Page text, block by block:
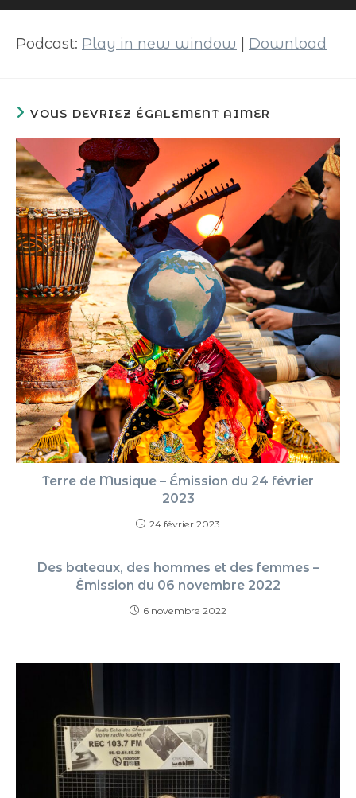
audio
Podcast: Play in new window Download
VOUS DEVRIEZ ÉGALEMENT AIMER
Terre de Musique – Émission du 24 février
2023
24 février 2023
Des bateaux, des hommes et des femmes –
Émission du 06 novembre 2022
6 novembre 2022